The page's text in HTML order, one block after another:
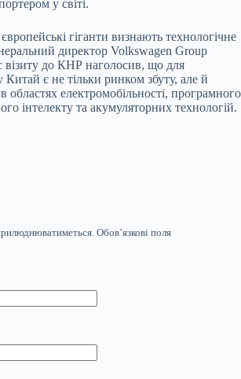
у світі.
гіганти визнають технологічне
директор Volkswagen Group
візиту до КНР наголосив, що для
Китай є не тільки ринком збуту, але й
областях електромобільності, програмного
інтелекту та акумуляторних технологій.
Обов’язкові поля